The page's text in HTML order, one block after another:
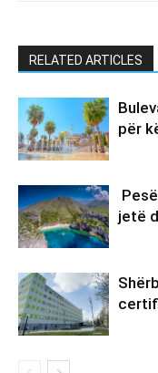
RELATED ARTICLES
për
jetë